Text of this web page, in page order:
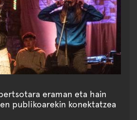
eraman eta hain
publikoarekin konektatzea